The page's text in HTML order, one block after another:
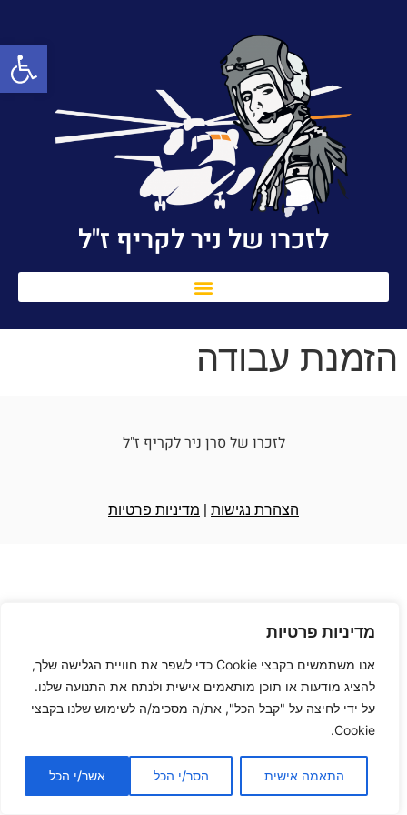
פתח
מדיניות פרטיות
אנו משתמשים בקבצי Cookie כדי לשפר את חוויית הגלישה שלך,
להציג מודעות או תוכן מותאמים אישית ולנתח את התנועה שלנו.
על ידי לחיצה על "קבל הכל", את/ה מסכימ/ה לשימוש שלנו בקבצי
Cookie.
התאמה אישית הסר/י הכל אשר/י הכל
לזכרו של ניר לקריף ז"ל
הזמנת עבודה
לזכרו של סרן ניר לקריף ז"ל
הצהרת נגישות מדיניות פרטיות